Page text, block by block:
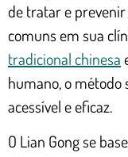
de tratar e
comuns em sua
tradicional chinesa
humano, o método
acessível e eficaz.
O Lian Gong se